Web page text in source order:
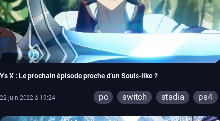
Ys X : Le prochain épisode proche d’un Souls-like ?
22 juin 2022 à 19:24 pc switch stadia ps4